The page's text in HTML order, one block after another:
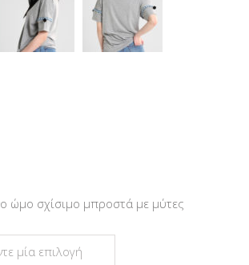
ώμο σχίσιμο μπροστά με μύτες